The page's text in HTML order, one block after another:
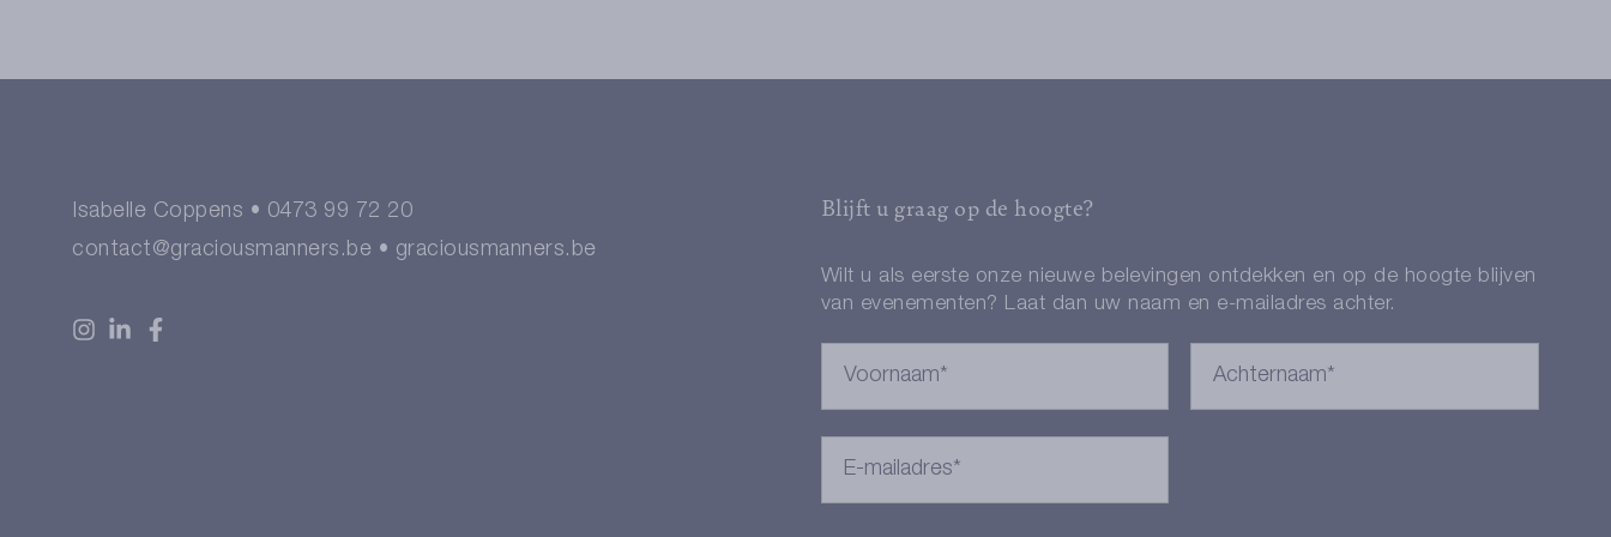
Isabelle Coppens • 0473 99 72 20
contact@graciousmanners.be • graciousmanners.be
Blijft u graag op de hoogte?
Wilt u als eerste onze nieuwe belevingen ontdekken en op de hoogte blijven
van evenementen? Laat dan uw naam en e-mailadres achter.